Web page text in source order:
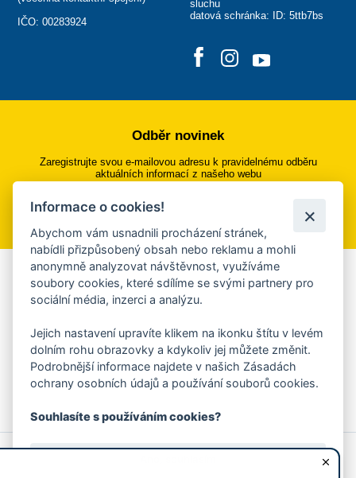
IČO: 00283924
sluchu
datová schránka: ID: 5ttb7bs
Odběr novinek
Zaregistrujte svou e-mailovou adresu k pravidelnému odběru
aktuálních informací z našeho webu
Přihlásit se k odběru
Aplikace Mobilní rozhlas
Chcete dostávat do svého mobilu či mailu upozornění na
ankety, pozvánky na kulturní a sportovní akce?
Více informací o aplikaci
© 2026 Magistrát města Zlína
Prohlášení o používání cookies
Informace o cookies!
Abychom vám usnadnili procházení stránek,
nabídli přizpůsobený obsah nebo reklamu a mohli
anonymně analyzovat návštěvnost, využíváme
soubory cookies, které sdílíme se svými partnery pro
sociální média, inzerci a analýzu.
Jejich nastavení upravíte klikem na ikonku štítu v levém
dolním rohu obrazovky a kdykoliv jej můžete změnit.
Podrobnější informace najdete v našich Zásadách
ochrany osobních údajů a používání souborů cookies.
Souhlasíte s používáním cookies?